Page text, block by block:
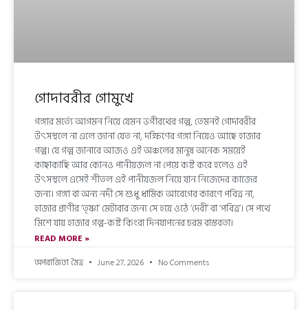
গোদাবরীর গোমুখে
গঙ্গার মর্ত্যে আগমন নিয়ে যেমন ভগীরথের গল্প, তেমনই গোদাবরীর
উৎসস্থলে না এলে জানা যেত না, দক্ষিণের গঙ্গা নিয়েও আছে হাজার
গল্প। যে গল্প জানাবে আজও এই অঞ্চলের মানুষ অনেক সময়েই
কাছাকাছি আর কোনও পানীয়জল না পেয়ে কষ্ট করে হলেও এই
উৎসস্থলে এসেই শীতল এই পানীয়জল নিয়ে যান নিজেদের কাজের
জন্য। গঙ্গা বা অন্য নদী সে শুধু ধার্মিক আবেগের কারণে পবিত্র না,
হাজার প্রাণীর ‘তৃষ্ণা’ মেটাবার জন্য সে হয়ে ওঠে ‘দেবী’ বা ‘পবিত্র’। সে পথে
মিশে যায় হাজার গল্প-কষ্ট কিংবা দিনযাপনের চরম বাস্তবতা।
READ MORE »
অপরাজিতা মৈত্র
June 27, 2026 No Comments